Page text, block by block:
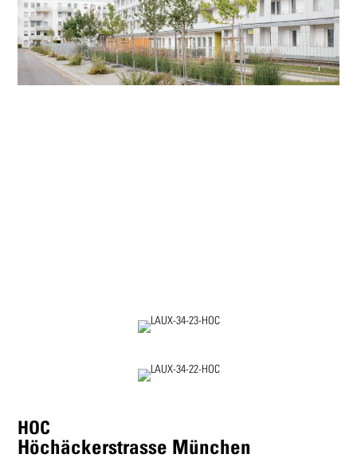
HOC
Höchäckerstrasse München